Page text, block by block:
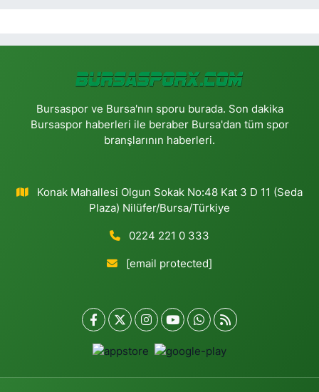
Bursaspor ve Bursa'nın sporu burada. Son dakika
Bursaspor haberleri ile beraber Bursa'dan tüm spor
branşlarının haberleri.
Konak Mahallesi Olgun Sokak No:48 Kat 3 D 11 (Seda
Plaza) Nilüfer/Bursa/Türkiye
0224 221 0 333
[email protected]